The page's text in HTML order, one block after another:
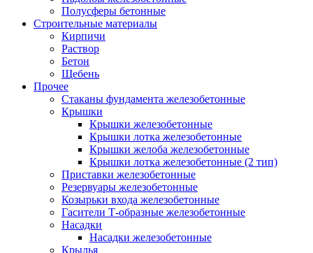
Полусферы бетонные
Строительные материалы
Кирпичи
Раствор
Бетон
Щебень
Прочее
Стаканы фундамента железобетонные
Крышки
Крышки железобетонные
Крышки лотка железобетонные
Крышки желоба железобетонные
Крышки лотка железобетонные (2 тип)
Приставки железобетонные
Резервуары железобетонные
Козырьки входа железобетонные
Гасители Т-образные железобетонные
Насадки
Насадки железобетонные
Крылья